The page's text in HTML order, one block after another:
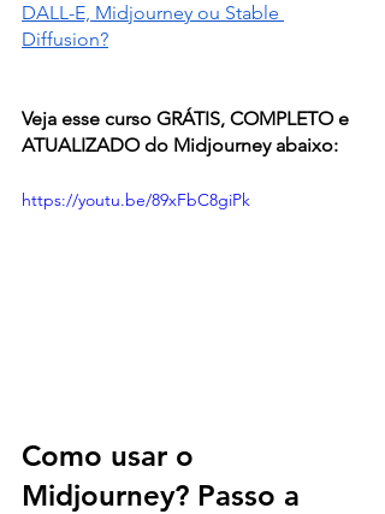
DALL-E, Midjourney ou Stable
Diffusion?
Veja esse curso GRÁTIS, COMPLETO e
ATUALIZADO do Midjourney abaixo:
https://youtu.be/89xFbC8giPk
Como usar o
Midjourney? Passo a